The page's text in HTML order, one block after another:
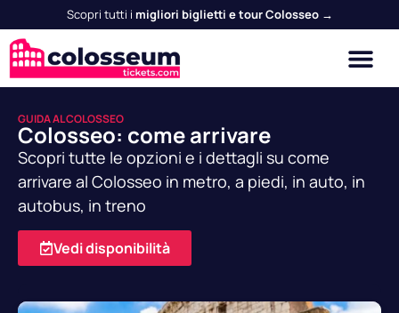
Scopri tutti i migliori biglietti e tour Colosseo →
GUIDA AL COLOSSEO
Colosseo: come arrivare
Scopri tutte le opzioni e i dettagli su come
arrivare al Colosseo in metro, a piedi, in auto, in
autobus, in treno
Vedi disponibilità